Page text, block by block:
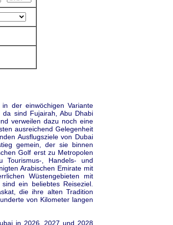
der einwöchigen Variante
sind Fujairah, Abu Dhabi
verweilen dazu noch eine
ausreichend Gelegenheit
Ausflugsziele von Dubai
gemein, der sie binnen
Golf erst zu Metropolen
Tourismus-, Handels- und
Arabischen Emirate mit
Wüstengebieten mit
ein beliebtes Reiseziel.
die ihre alten Tradition
von Kilometer langen
in 2026, 2027 und 2028